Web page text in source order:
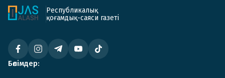
Республикалық
қоғамдық-саяси газеті
Бөлімдер: